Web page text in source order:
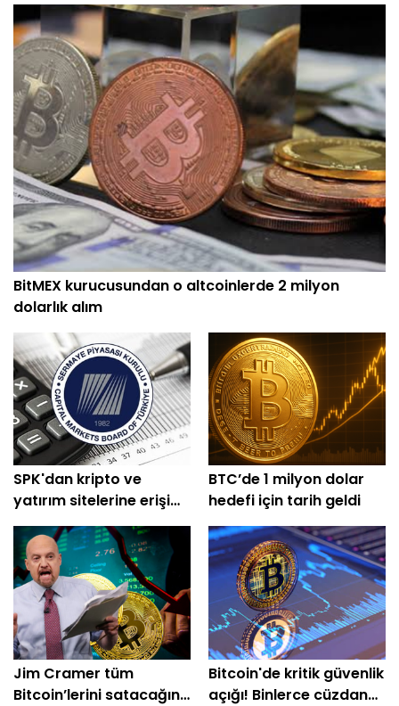
BitMEX kurucusundan o altcoinlerde 2 milyon
dolarlık alım
SPK'dan kripto ve
yatırım sitelerine erişim
engeli
BTC’de 1 milyon dolar
hedefi için tarih geldi
Jim Cramer tüm
Bitcoin’lerini satacağını
Bitcoin'de kritik güvenlik
açığı! Binlerce cüzdan